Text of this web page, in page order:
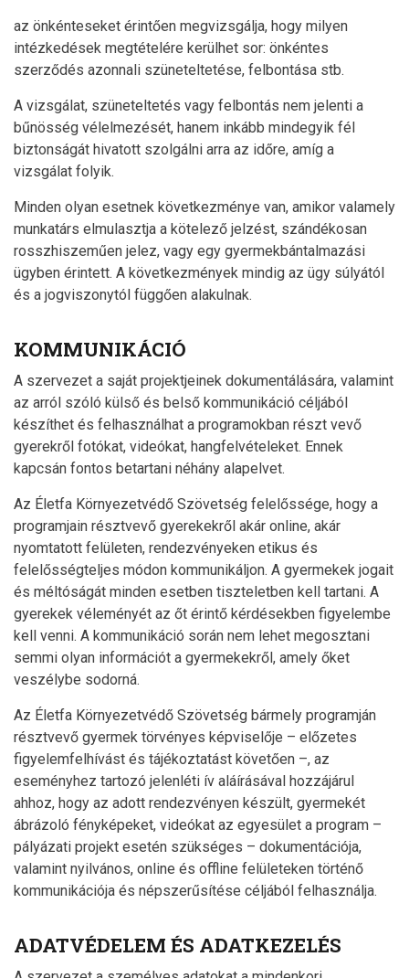
az önkénteseket érintően megvizsgálja, hogy milyen
intézkedések megtételére kerülhet sor: önkéntes
szerződés azonnali szüneteltetése, felbontása stb.
A vizsgálat, szüneteltetés vagy felbontás nem jelenti a
bűnösség vélelmezését, hanem inkább mindegyik fél
biztonságát hivatott szolgálni arra az időre, amíg a
vizsgálat folyik.
Minden olyan esetnek következménye van, amikor valamely
munkatárs elmulasztja a kötelező jelzést, szándékosan
rosszhiszeműen jelez, vagy egy gyermekbántalmazási
ügyben érintett. A következmények mindig az ügy súlyától
és a jogviszonytól függően alakulnak.
KOMMUNIKÁCIÓ
A szervezet a saját projektjeinek dokumentálására, valamint
az arról szóló külső és belső kommunikáció céljából
készíthet és felhasználhat a programokban részt vevő
gyerekről fotókat, videókat, hangfelvételeket. Ennek
kapcsán fontos betartani néhány alapelvet.
Az Életfa Környezetvédő Szövetség felelőssége, hogy a
programjain résztvevő gyerekekről akár online, akár
nyomtatott felületen, rendezvényeken etikus és
felelősségteljes módon kommunikáljon. A gyermekek jogait
és méltóságát minden esetben tiszteletben kell tartani. A
gyerekek véleményét az őt érintő kérdésekben figyelembe
kell venni. A kommunikáció során nem lehet megosztani
semmi olyan információt a gyermekekről, amely őket
veszélybe sodorná.
Az Életfa Környezetvédő Szövetség bármely programján
résztvevő gyermek törvényes képviselője – előzetes
figyelemfelhívást és tájékoztatást követően –, az
eseményhez tartozó jelenléti ív aláírásával hozzájárul
ahhoz, hogy az adott rendezvényen készült, gyermekét
ábrázoló fényképeket, videókat az egyesület a program –
pályázati projekt esetén szükséges – dokumentációja,
valamint nyilvános, online és offline felületeken történő
kommunikációja és népszerűsítése céljából felhasználja.
ADATVÉDELEM ÉS ADATKEZELÉS